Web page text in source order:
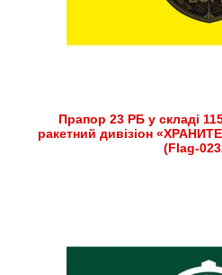
Прапор 23 РБ у складі
ракетний дивізіон
(Flag-